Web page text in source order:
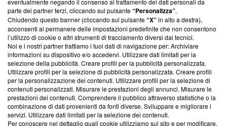
Su di noi
Team editoriale
Corporate
Redazione
Informativa Privacy
Cookie Policy
Blasting SA, IDI CHE-247.845.224, Via Carlo Frasca, 3 - 6900
eventualmente negando il consenso al trattamento dei dati personali da
parte dei partner terzi, cliccando sul pulsante“Personalizza”.
Chiudendo questo banner (cliccando sul pulsante“X”in alto a destra),
acconsenti al permanere delle impostazioni predefinite che non consentono
l’utilizzo di cookie o altri strumenti di tracciamento diversi dai tecnici.
Noi e i nostri partner trattiamo i tuoi dati di navigazione per: Archiviare
informazioni su dispositivo e/o accedervi. Utilizzare dati limitati per la
selezione della pubblicità. Creare profili per la pubblicità personalizzata.
Utilizzare profili per la selezione di pubblicità personalizzata. Creare profili
per la personalizzazione dei contenuti. Utilizzare profili per la selezione di
contenuti personalizzati. Misurare le prestazioni degli annunci. Misurare le
prestazioni dei contenuti. Comprendere il pubblico attraverso statistiche o la
combinazione di dati provenienti da fonti diverse. Sviluppare e migliorare i
servizi. Utilizzare dati limitati per la selezione dei contenuti.
Per conoscere nel dettaglio quali cookie utilizziamo sul sito e per modificare,